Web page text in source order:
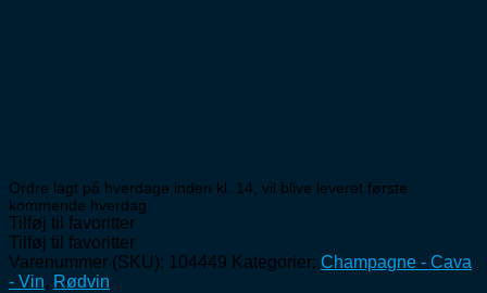
Ordre lagt på hverdage inden kl. 14, vil blive leveret første
kommende hverdag
Tilføj til favoritter
Tilføj til favoritter
Varenummer (SKU): 104449 Kategorier: Champagne - Cava
- Vin, Rødvin